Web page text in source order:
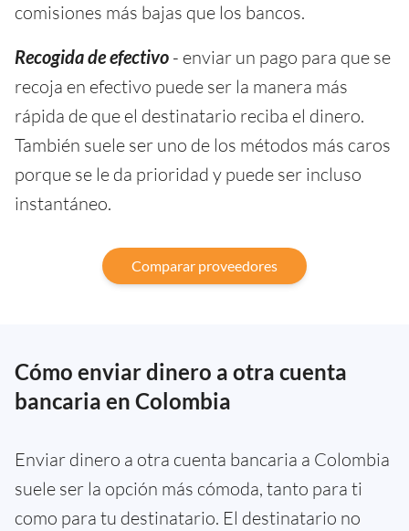
comisiones más bajas que los bancos.
Recogida de efectivo - enviar un pago para que se
recoja en efectivo puede ser la manera más
rápida de que el destinatario reciba el dinero.
También suele ser uno de los métodos más caros
porque se le da prioridad y puede ser incluso
instantáneo.
Comparar proveedores
Cómo enviar dinero a otra cuenta
bancaria en Colombia
Enviar dinero a otra cuenta bancaria a Colombia
suele ser la opción más cómoda, tanto para ti
como para tu destinatario. El destinatario no